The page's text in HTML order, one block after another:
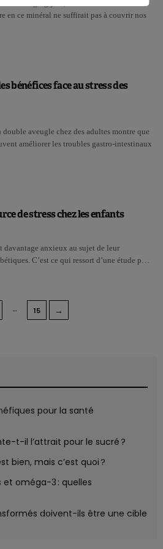
à 6mg/kg/jour, mais la nourriture
en ce minéral ne suffirait pas à couvrir nos
bénéfices face au stress des
double aveugle chez des adultes montre que
améliorer les troubles gastro-intestinaux
de stress chez les enfants
davantage anxieux au sujet de leur
C’est ce qui ressort d’une étude p…
… 15 →
pour la santé
t-il l’attrait pour le sucré ?
bien, mais c’est quoi ?
oméga-3 : quelles
doivent-ils être une cible